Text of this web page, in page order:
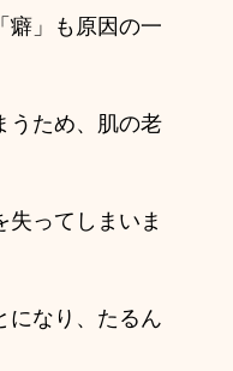
癖」も原因の一
うため、肌の老
ってしまいま
になり、たるん